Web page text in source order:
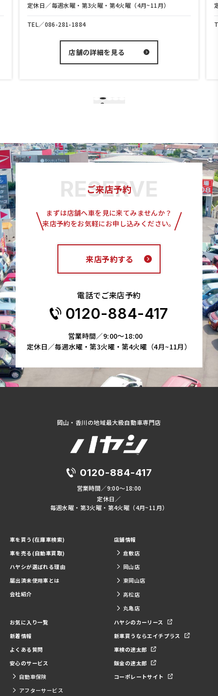
週水曜・第3火曜・第4火曜（4月~11月）
281-1884
店舗の詳細を見る
定休日／毎週水曜・
086-208-3700
2
ご来店予約
まずは店舗へ車を見に来てみませんか？
来店予約をお気軽にお申し込みください。
来店予約する
電話でご来店予約
0120-884-417
営業時間／9:00～18:00
定休日／毎週水曜・第3火曜・第4火曜（4月~11月）
岡山・香川の地域最大級自動車専門店
0120-884-417
営業時間／9:00～18:00
定休日／
毎週水曜・第3火曜・第4火曜（4月~11月）
車を買う(在庫車検索)
車を売る(自動車買取)
ハヤシが選ばれる理由
届出済未使用車とは
会社紹介
店舗情報
倉敷店
岡山店
東岡山店
高松店
丸亀店
お気に入り一覧
新着情報
よくある質問
安心のサービス
自動車保険
アフターサービス
ハヤシのカーリース
新車買うならエイチプラス
車検の速太郎
鈑金の速太郎
コーポレートサイト